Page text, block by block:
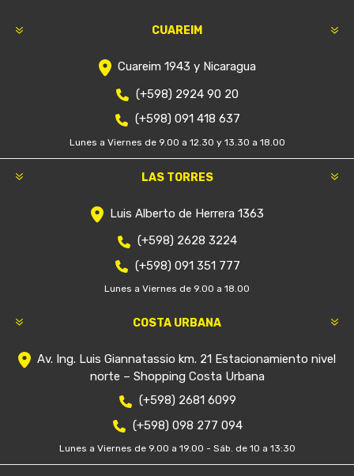
CUAREIM
Cuareim 1943 y Nicaragua
(+598) 2924 90 20
(+598) 091 418 637
Lunes a Viernes de 9.00 a 12.30 y 13.30 a 18.00
LAS TORRES
Luis Alberto de Herrera 1363
(+598) 2628 3224
(+598) 091 351 777
Lunes a Viernes de 9.00 a 18.00
COSTA URBANA
Av. Ing. Luis Giannatassio km. 21 Estacionamiento nivel
norte – Shopping Costa Urbana
(+598) 2681 6099
(+598) 098 277 094
Lunes a Viernes de 9.00 a 19.00 - Sáb. de 10 a 13:30